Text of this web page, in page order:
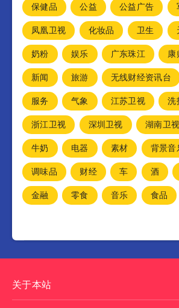
保健品
公益 公益广告
凤凰卫视
化妆品 卫生
奶粉
娱乐 广东珠江 康
新闻
旅游 无线财经资讯台
服务
气象 江苏卫视
洗
浙江卫视
深圳卫视 湖南卫视
牛奶
电器 素材 背景音
调味品
财经 车 酒
金融
零食 音乐 食品
关于本站